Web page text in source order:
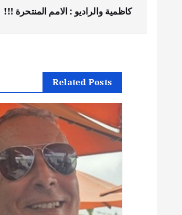
كاظمية والراديو : الامم المنتحرة !!!
Related Posts